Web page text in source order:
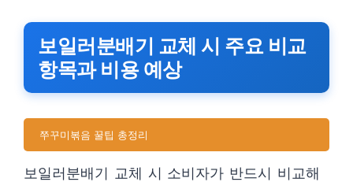
보일러분배기 교체 시 주요 비교
항목과 비용 예상
쭈꾸미볶음 꿀팁 총정리
보일러분배기 교체 시 소비자가 반드시 비교해